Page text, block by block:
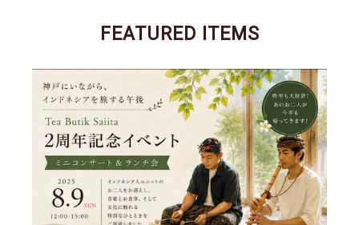
FEATURED ITEMS